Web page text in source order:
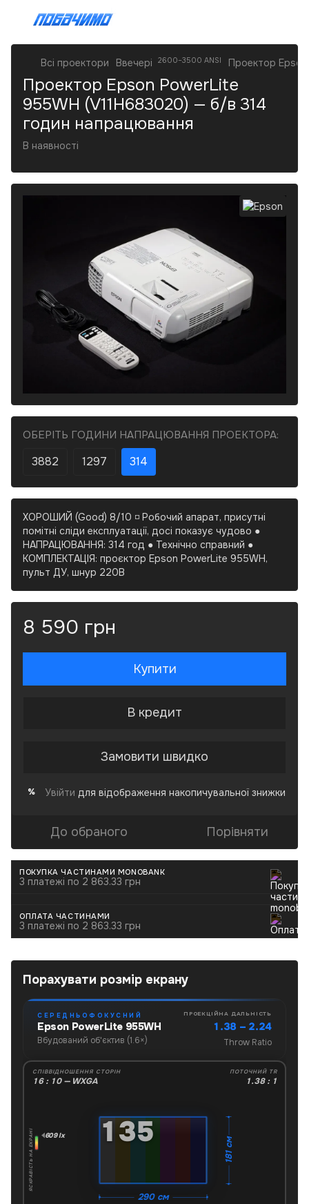
Всі проектори Ввечері 2600–3500 ANSI Проектор
Проектор Epson PowerLite
955WH (V11H683020) — б/в 314
годин напрацювання
В наявності
ОБЕРІТЬ ГОДИНИ НАПРАЦЮВАННЯ ПРОЕКТОРА:
3882 1297 314
ХОРОШИЙ (Good) 8/10 ◽ Робочий апарат, присутні
помітні сліди експлуатації, досі показує чудово ●
НАПРАЦЮВАННЯ: 314 год ● Технічно справний ●
КОМПЛЕКТАЦІЯ: проєктор Epson PowerLite 955WH,
пульт ДУ, шнур 220В
8 590 грн
Купити
В кредит
Замовити швидко
% Увійти для відображення накопичувальної знижки
До обраного Порівняти
ПОКУПКА ЧАСТИНАМИ MONOBANK
3 платежі по 2 863.33 грн
ОПЛАТА ЧАСТИНАМИ
3 платежі по 2 863.33 грн
Порахувати розмір екрану
СЕРЕДНЬОФОКУСНИЙ
Epson PowerLite 955WH
Вбудований об'єктив (1.6×)
ПРОЕКЦІЙНА ДАЛЬНІСТЬ
1.38 – 2.24
Throw Ratio
СПІВВІДНОШЕННЯ СТОРІН
16 : 10 — WXGA
ПОТОЧНИЙ TR
1.38 : 1
135"
290 см
181 см
ЯСКРАВІСТЬ НА ЕКРАНІ 609 lx